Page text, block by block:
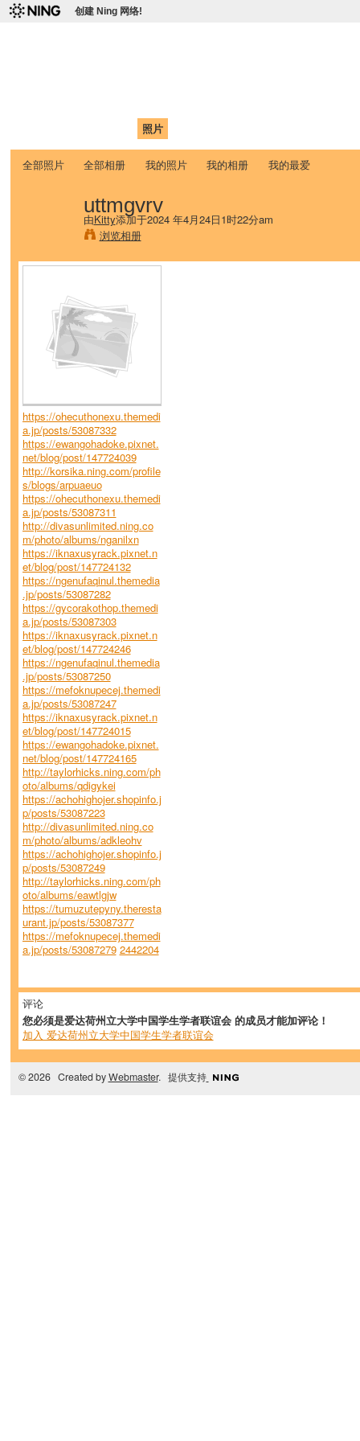
创建 Ning 网络!
照片
全部照片 全部相册 我的照片 我的相册 我的最爱
uttmgvrv
由Kitty添加于2024 年4月24日1时22分am
浏览相册
https://ohecuthonexu.themedi
a.jp/posts/53087332
https://ewangohadoke.pixnet.
net/blog/post/147724039
http://korsika.ning.com/profile
s/blogs/arpuaeuo
https://ohecuthonexu.themedi
a.jp/posts/53087311
http://divasunlimited.ning.co
m/photo/albums/nganilxn
https://iknaxusyrack.pixnet.n
et/blog/post/147724132
https://ngenufaqinul.themedia
.jp/posts/53087282
https://gycorakothop.themedi
a.jp/posts/53087303
https://iknaxusyrack.pixnet.n
et/blog/post/147724246
https://ngenufaqinul.themedia
.jp/posts/53087250
https://mefoknupecej.themedi
a.jp/posts/53087247
https://iknaxusyrack.pixnet.n
et/blog/post/147724015
https://ewangohadoke.pixnet.
net/blog/post/147724165
http://taylorhicks.ning.com/ph
oto/albums/qdigykei
https://achohighojer.shopinfo.j
p/posts/53087223
http://divasunlimited.ning.co
m/photo/albums/adkleohv
https://achohighojer.shopinfo.j
p/posts/53087249
http://taylorhicks.ning.com/ph
oto/albums/eawtlgjw
https://tumuzutepyny.theresta
urant.jp/posts/53087377
https://mefoknupecej.themedi
a.jp/posts/53087279 2442204
评论
您必须是爱达荷州立大学中国学生学者联谊会 的成员才能加评论！
加入 爱达荷州立大学中国学生学者联谊会
© 2026 Created byWebmaster. 提供支持